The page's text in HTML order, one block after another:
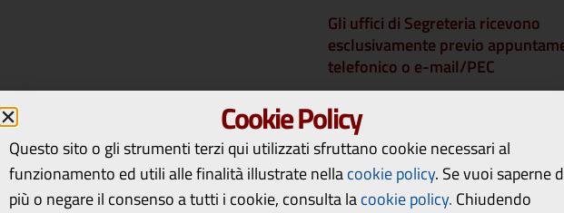
Gli uffici di Segreteria ricevono
esclusivamente previo
telefonico o e-mail/PEC
Si comunica che gli Uffici di
rimarranno chiusi a partire da
14 a venerdì 21 agosto 2026 e
riapriranno lunedì 24 agosto.
Cookie Policy
Questo sito o gli strumenti terzi qui utilizzati sfruttano cookie necessari al
funzionamento ed utili alle finalità illustrate nellacookie policy. Se vuoi saperne
più o negare il consenso a tutti i cookie, consulta lacookie policy. Chiudendo